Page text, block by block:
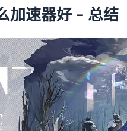
加速器好 – 总结